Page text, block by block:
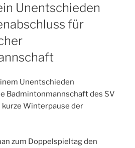
Unentschieden
für
Unentschieden
Badmintonmannschaft des SV
Winterpause der
zum Doppelspieltag den